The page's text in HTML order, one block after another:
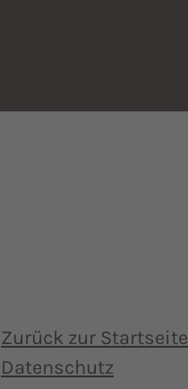
Zurück zur Startseite
Datenschutz